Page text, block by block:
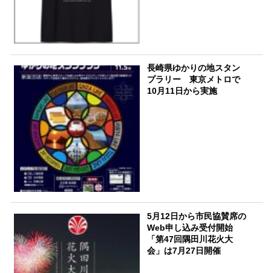
長崎県ゆかりの地スタン
プラリー 東京メトロで
10月11日から実施
5月12日から市民協賛席の
Web申し込み受付開始
「第47回隅田川花火大
会」は7月27日開催